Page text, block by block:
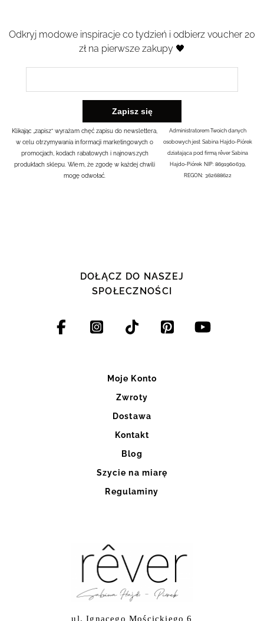
Odkryj modowe inspiracje co tydzień i odbierz voucher 20
zł na pierwsze zakupy 🖤
Klikając „zapisz” wyrażam chęć zapisu do newslettera,
w celu otrzymywania informacji marketingowych o
promocjach, kodach rabatowych i najnowszych
produktach sklepu. Wiem, że zgodę w każdej chwili
mogę odwołać.
Administratorem Twoich danych
osobowych jest Sabina Hajdo-Piórek
działająca pod firmą rêver Sabina
Hajdo-Piórek NIP: 8691960639,
REGON: 362688622
DOŁĄCZ DO NASZEJ
SPOŁECZNOŚCI
Moje Konto
Zwroty
Dostawa
Kontakt
Blog
Szycie na miarę
Regulaminy
ul. Ignacego Mościckiego 6